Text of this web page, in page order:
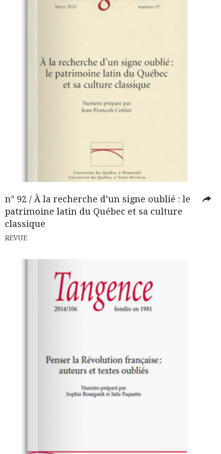
n° 92 / À la recherche d’un signe oublié : le
patrimoine latin du Québec et sa culture
classique
REVUE